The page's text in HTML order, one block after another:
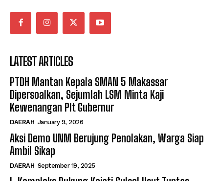
LATEST ARTICLES
PTDH Mantan Kepala SMAN 5 Makassar
Dipersoalkan, Sejumlah LSM Minta Kaji
Kewenangan Plt Gubernur
DAERAH January 9, 2026
Aksi Demo UNM Berujung Penolakan, Warga Siap
Ambil Sikap
DAERAH September 19, 2025